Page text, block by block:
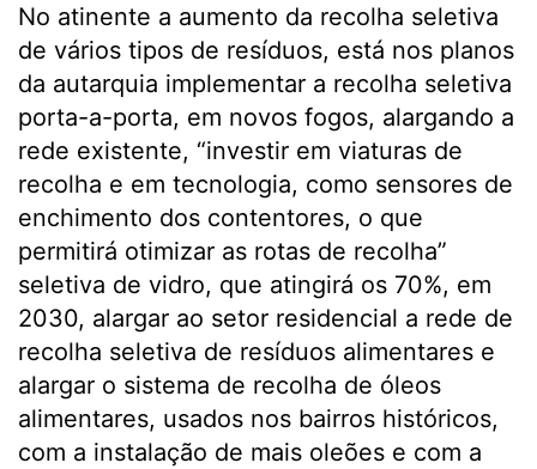
No atinente a aumento da recolha seletiva
de vários tipos de resíduos, está nos planos
da autarquia implementar a recolha seletiva
porta-a-porta, em novos fogos, alargando a
rede existente, “investir em viaturas de
recolha e em tecnologia, como sensores de
enchimento dos contentores, o que
permitirá otimizar as rotas de recolha”
seletiva de vidro, que atingirá os 70%, em
2030, alargar ao setor residencial a rede de
recolha seletiva de resíduos alimentares e
alargar o sistema de recolha de óleos
alimentares, usados nos bairros históricos,
com a instalação de mais oleões e com a